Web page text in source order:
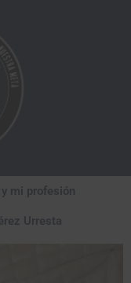
mi profesión
Urresta